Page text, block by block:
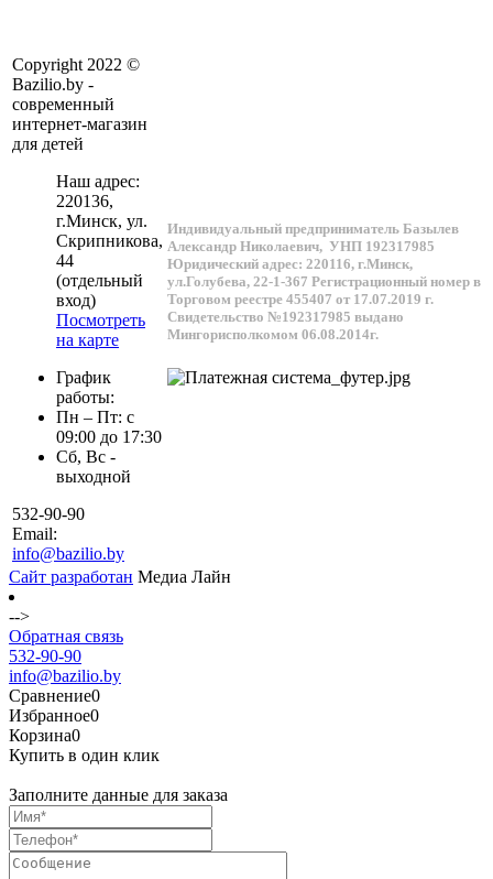
Copyright 2022 ©
Bazilio.by -
современный
интернет-магазин
для детей
Наш адрес:
220136,
г.Минск, ул.
Скрипникова,
44
(отдельный
вход)
Посмотреть
на карте
График
работы:
Пн – Пт: с
09:00 до 17:30
Сб, Вс -
выходной
532-90-90
Email:
info@bazilio.by
Индивидуальный предприниматель Базылев
Александр Николаевич, УНП 192317985
Юридический адрес: 220116, г.Минск,
ул.Голубева, 22-1-367 Регистрационный номер в
Торговом реестре 455407 от 17.07.2019 г.
Свидетельство №192317985 выдано
Мингорисполкомом 06.08.2014г.
Сайт разработан Медиа Лайн
-->
Обратная связь
532-90-90
info@bazilio.by
Сравнение0
Избранное0
Корзина0
Купить в один клик
Заполните данные для заказа